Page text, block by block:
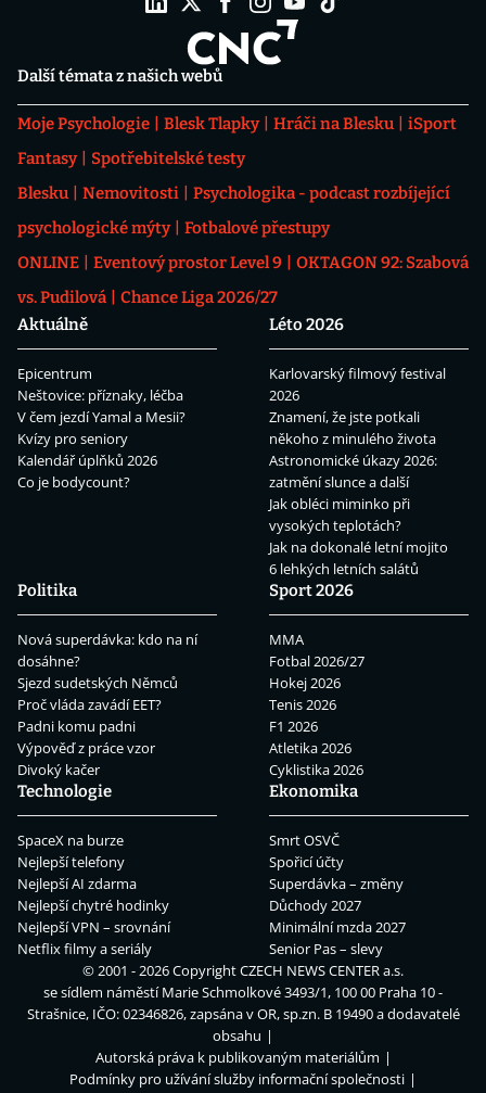
Další témata z našich webů
Moje Psychologie Blesk Tlapky Hráči na Blesku
iSport
Fantasy
Spotřebitelské testy
Blesku
Nemovitosti
Psychologika - podcast rozbíjející
psychologické mýty
Fotbalové přestupy
ONLINE
Eventový prostor Level 9
OKTAGON 92: Szabová
vs. Pudilová
Chance Liga 2026/27
Aktuálně
Epicentrum
Neštovice: příznaky, léčba
V čem jezdí Yamal a Mesii?
Kvízy pro seniory
Kalendář úplňků 2026
Co je bodycount?
Léto 2026
Karlovarský filmový festival
2026
Znamení, že jste potkali
někoho z minulého života
Astronomické úkazy 2026:
zatmění slunce a další
Jak obléci miminko při
vysokých teplotách?
Jak na dokonalé letní mojito
6 lehkých letních salátů
Politika
Nová superdávka: kdo na ní
dosáhne?
Sjezd sudetských Němců
Proč vláda zavádí EET?
Padni komu padni
Výpověď z práce vzor
Divoký kačer
Sport 2026
MMA
Fotbal 2026/27
Hokej 2026
Tenis 2026
F1 2026
Atletika 2026
Cyklistika 2026
Technologie
SpaceX na burze
Nejlepší telefony
Nejlepší AI zdarma
Nejlepší chytré hodinky
Nejlepší VPN – srovnání
Netflix filmy a seriály
Ekonomika
Smrt OSVČ
Spořicí účty
Superdávka – změny
Důchody 2027
Minimální mzda 2027
Senior Pas – slevy
© 2001 - 2026 CopyrightCZECH NEWS CENTER a.s.
se sídlem náměstí Marie Schmolkové 3493/1, 100 00 Praha 10 -
Strašnice, IČO: 02346826, zapsána v OR, sp.zn. B 19490 a dodavatelé
obsahu
Autorská práva k publikovaným materiálům
Podmínky pro užívání služby informační společnosti